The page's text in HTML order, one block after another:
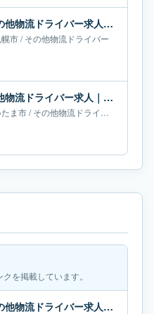
札幌エムケイ株式会社のその他物流ドライバー求人｜北海道札幌市｜月給61万-67万円
市/その他物流ドライバー
株式会社ソーデン社のその他物流ドライバー求人｜埼玉県さいたま市｜月給60万-65万円
ま市/その他物流ドライバー
を掲載しています。
札幌エムケイ株式会社のその他物流ドライバー求人｜北海道札幌市｜月給67万-69万円